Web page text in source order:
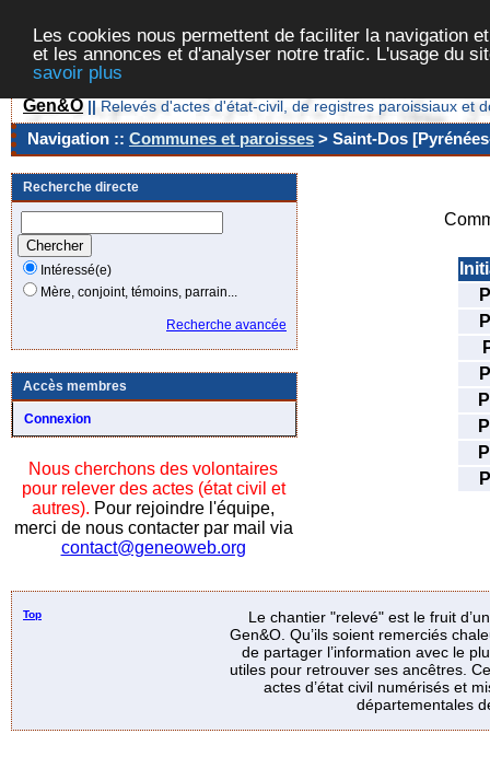
Les cookies nous permettent de faciliter la navigation
et les annonces et d'analyser notre trafic. L'usage du
savoir plus
Gen&O || Relevés d'actes d'état-civil, de registres paroissiaux et
Navigation :: Communes et paroisses > Saint-Dos
Recherche directe
Intéressé(e)
Mère, conjoint, témoins, parrain...
Recherche avancée
Accès membres
Connexion
Nous cherchons des volontaires
pour relever des actes (état civil et
autres). Pour rejoindre l'équipe,
merci de nous contacter par mail via
contact@geneoweb.org
Top
Le chantier "relevé" est le fruit
Gen&O. Qu’ils soient remerciés
de partager l’information avec le
utiles pour retrouver ses ancêtres.
actes d’état civil numérisés et
départementales